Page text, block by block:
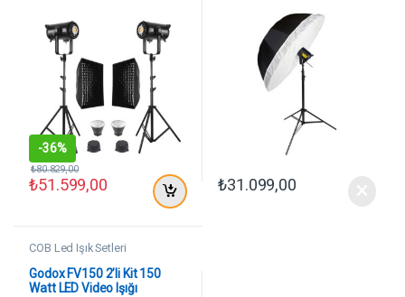
-36%
₺51.599,00
₺80.829,00
₺31.099,00
COB Led Işık Setleri
Godox FV150 2’li Kit 150
Watt LED Video Işığı